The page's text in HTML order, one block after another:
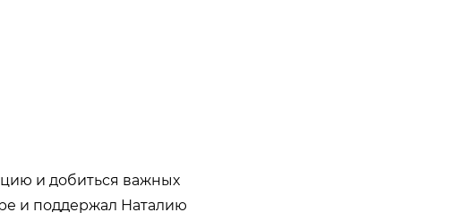
и добиться важных
и поддержал Наталию